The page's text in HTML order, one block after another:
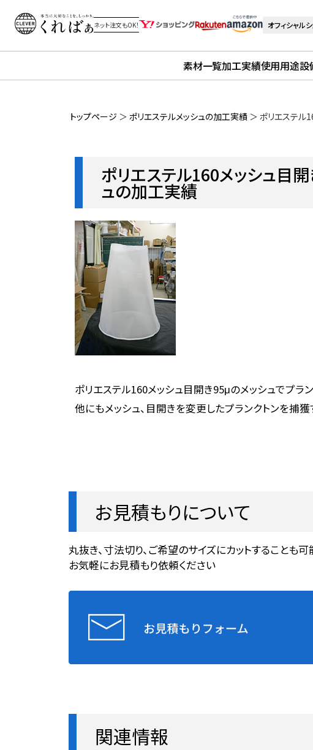
ネット注文もOK！ オフィシャル
素材一覧加工実績使用用途設
トップページ ＞ ポリエステルメッシュの加工実績 ＞ ポリエステル
ポリエステル160メッシュ目
ュの加工実績
ポリエステル160メッシュ目開き95μのメッシュでプラ
他にもメッシュ、目開きを変更したプランクトンを捕
お見積もりについて
丸抜き、寸法切り、ご希望のサイズにカットすることも可
お気軽にお見積もり依頼ください
関連情報